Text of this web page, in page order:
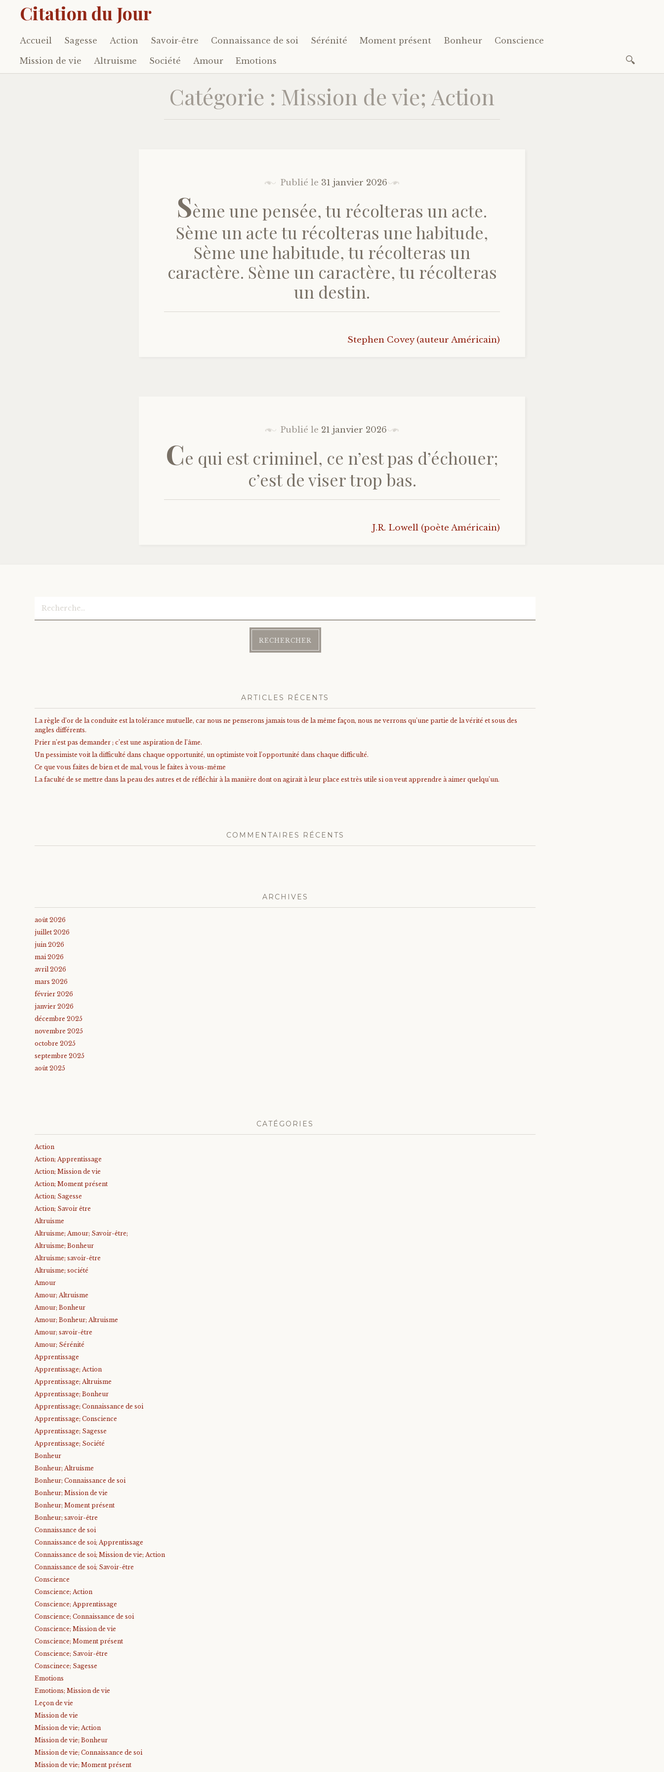
Citation du Jour
Accéder
au
Accueil Sagesse Action Savoir-être Connaissance de soi Sérénité Moment présent Bonheur Conscience
Mission de vie Altruisme Société Amour Emotions
Catégorie : Mission de vie; Action
Publié le 31 janvier 2026
Sème une pensée, tu récolteras un acte.
Sème un acte tu récolteras une habitude,
Sème une habitude, tu récolteras un
caractère. Sème un caractère, tu récolteras
un destin.
Stephen Covey (auteur Américain)
Publié le 21 janvier 2026
Ce qui est criminel, ce n’est pas d’échouer;
c’est de viser trop bas.
J.R. Lowell (poète Américain)
Rechercher :
ARTICLES RÉCENTS
La règle d’or de la conduite est la tolérance mutuelle, car nous ne penserons jamais tous de la même façon, nous ne verrons qu’une partie de la vérité et sous des
angles différents.
Prier n’est pas demander ; c’est une aspiration de l’âme.
Un pessimiste voit la difficulté dans chaque opportunité, un optimiste voit l’opportunité dans chaque difficulté.
Ce que vous faites de bien et de mal, vous le faites à vous-même
La faculté de se mettre dans la peau des autres et de réfléchir à la manière dont on agirait à leur place est très utile si on veut apprendre à aimer quelqu’un.
COMMENTAIRES RÉCENTS
ARCHIVES
août 2026
juillet 2026
juin 2026
mai 2026
avril 2026
mars 2026
février 2026
janvier 2026
décembre 2025
novembre 2025
octobre 2025
septembre 2025
août 2025
CATÉGORIES
Action
Action; Apprentissage
Action; Mission de vie
Action; Moment présent
Action; Sagesse
Action; Savoir être
Altruisme
Altruisme; Amour; Savoir-être;
Altruisme; Bonheur
Altruisme; savoir-être
Altruisme; société
Amour
Amour; Altruisme
Amour; Bonheur
Amour; Bonheur; Altruisme
Amour; savoir-être
Amour; Sérénité
Apprentissage
Apprentissage; Action
Apprentissage; Altruisme
Apprentissage; Bonheur
Apprentissage; Connaissance de soi
Apprentissage; Conscience
Apprentissage; Sagesse
Apprentissage; Société
Bonheur
Bonheur; Altruisme
Bonheur; Connaissance de soi
Bonheur; Mission de vie
Bonheur; Moment présent
Bonheur; savoir-être
Connaissance de soi
Connaissance de soi; Apprentissage
Connaissance de soi; Mission de vie; Action
Connaissance de soi; Savoir-être
Conscience
Conscience; Action
Conscience; Apprentissage
Conscience; Connaissance de soi
Conscience; Mission de vie
Conscience; Moment présent
Conscience; Savoir-être
Conscinece; Sagesse
Emotions
Emotions; Mission de vie
Leçon de vie
Mission de vie
Mission de vie; Action
Mission de vie; Bonheur
Mission de vie; Connaissance de soi
Mission de vie; Moment présent